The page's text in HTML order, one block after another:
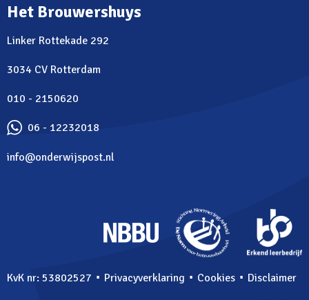
Het Brouwershuys
Linker Rottekade 292
3034 CV Rotterdam
010 - 2150620
06 - 12232018
info@onderwijspost.nl
KvK nr: 53802527 ⋅ Privacyverklaring ⋅ Cookies ⋅ Disclaimer